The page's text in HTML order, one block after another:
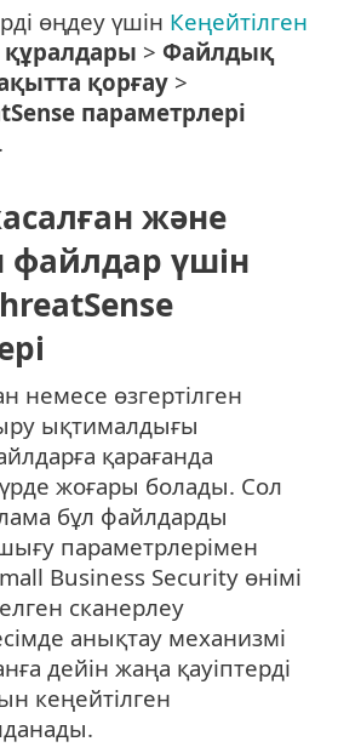
өңдеу үшін Кеңейтілген
құралдары > Файлдық
қорғау >
параметрлері
және
файлдар үшін
немесе өзгертілген
ықтималдығы
қарағанда
жоғары болады. Сол
бұл файлдарды
параметрлерімен
Business Security өнімі
сканерлеу
анықтау механизмі
дейін жаңа қауіптерді
кеңейтілген